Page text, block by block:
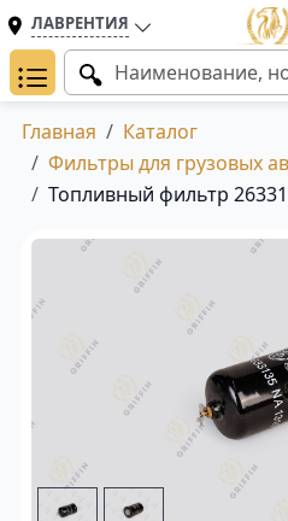
ЛАВРЕНТИЯ
Главная
Каталог
Фильтры для грузовых
Топливный фильтр